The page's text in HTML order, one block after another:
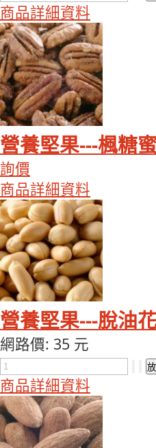
商品詳細資料
營養堅果---楓糖
詢價
商品詳細資料
營養堅果---脫油
網路價: 35 元
商品詳細資料